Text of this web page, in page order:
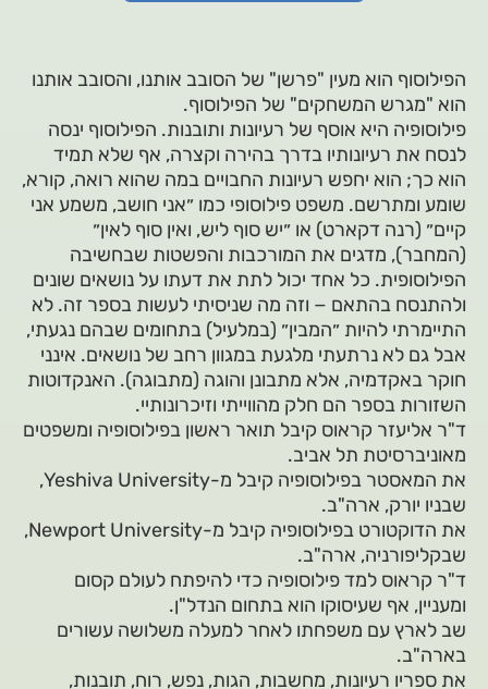
הפילוסוף הוא מעין "פרשן" של הסובב אותנו, והסובב אותנו
הוא "מגרש המשחקים" של הפילוסוף.
פילוסופיה היא אוסף של רעיונות ותובנות. הפילוסוף ינסה
לנסח את רעיונותיו בדרך בהירה וקצרה, אף שלא תמיד
הוא כך; הוא יחפש רעיונות החבויים במה שהוא רואה, קורא,
שומע ומתרשם. משפט פילוסופי כמו ״אני חושב, משמע אני
קיים״ (רנה דקארט) או ״יש סוף ליש, ואין סוף לאין״
(המחבר), מדגים את המורכבות והפשטות שבחשיבה
הפילוסופית. כל אחד יכול לתת את דעתו על נושאים שונים
ולהתנסח בהתאם − וזה מה שניסיתי לעשות בספר זה. לא
התיימרתי להיות ״המבין״ (במלעיל) בתחומים שבהם נגעתי,
אבל גם לא נרתעתי מלגעת במגוון רחב של נושאים. אינני
חוקר באקדמיה, אלא מתבונן והוגה (מתבוגה). האנקדוטות
השזורות בספר הם חלק מהווייתי וזיכרונותיי.
ד"ר אליעזר קראוס קיבל תואר ראשון בפילוסופיה ומשפטים
מאוניברסיטת תל אביב.
את המאסטר בפילוסופיה קיבל מ-Yeshiva University,
שבניו יורק, ארה"ב.
את הדוקטורט בפילוסופיה קיבל מ-Newport University,
שבקליפורניה, ארה"ב.
ד"ר קראוס למד פילוסופיה כדי להיפתח לעולם קסום
ומעניין, אף שעיסוקו הוא בתחום הנדל"ן.
שב לארץ עם משפחתו לאחר למעלה משלושה עשורים
בארה"ב.
את ספריו רעיונות, מחשבות, הגות, נפש, רוח, תובנות,